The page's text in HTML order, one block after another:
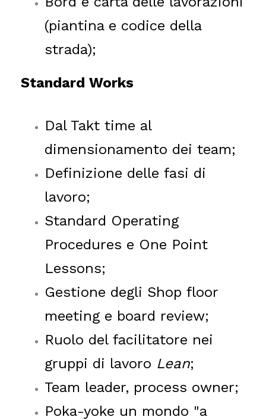
(piantina e codice della
strada);
Standard Works
Dal Takt time al
dimensionamento dei team;
Definizione delle fasi di
lavoro;
Standard Operating
Procedures e One Point
Lessons;
Gestione degli Shop floor
meeting e board review;
Ruolo del facilitatore nei
gruppi di lavoro Lean;
Team leader, process owner;
Poka-yoke un mondo "a